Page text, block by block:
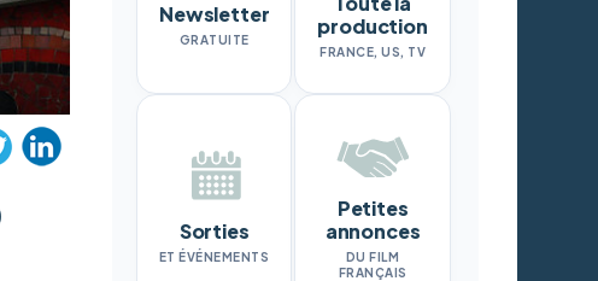
Newsletter
GRATUITE
production
FRANCE, US, TV
Sorties
ET ÉVÉNEMENTS
Petites
annonces
DU FILM
FRANÇAIS